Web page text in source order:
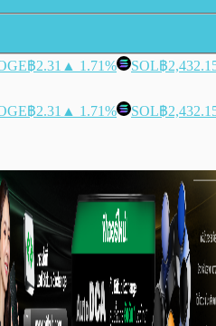
฿2.31 ▲ 1.71% SOL฿
฿2.31 ▲ 1.71% SOL฿